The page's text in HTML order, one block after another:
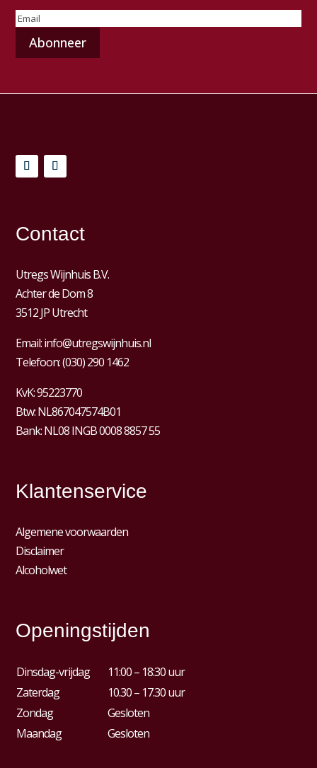
E-
mailadres
Contact
Utregs Wijnhuis B.V.
Achter de Dom 8
3512 JP Utrecht
Email:info@utregswijnhuis.nl
Telefoon:(030) 290 1462
KvK:95223770
Btw:NL867047574B01
Bank: NL08 INGB 0008 8857 55
Klantenservice
Algemene voorwaarden
Disclaimer
Alcoholwet
Openingstijden
Dinsdag-vrijdag
11:00 – 18:30 uur
Zaterdag
10.30 – 17.30 uur
Zondag
Gesloten
Maandag
Gesloten